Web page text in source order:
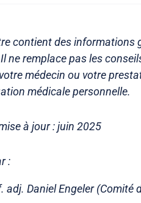
contient des informations
ne remplace pas les
médecin ou votre
médicale personnelle.
à jour : juin 2025
:
adj. Daniel Engeler (Comité